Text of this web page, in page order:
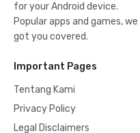
for your Android device.
Popular apps and games, we
got you covered.
Important Pages
Tentang Kami
Privacy Policy
Legal Disclaimers